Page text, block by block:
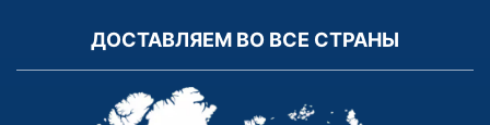
ДОСТАВЛЯЕМ ВО ВСЕ СТРАНЫ